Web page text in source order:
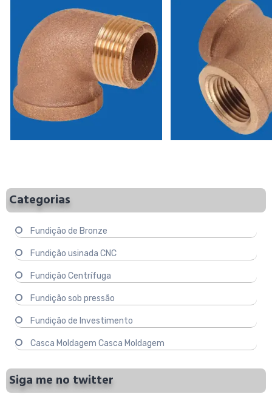
Categorias
Fundição de Bronze
Fundição usinada CNC
Fundição Centrífuga
Fundição sob pressão
Fundição de Investimento
Casca Moldagem Casca Moldagem
Siga me no twitter